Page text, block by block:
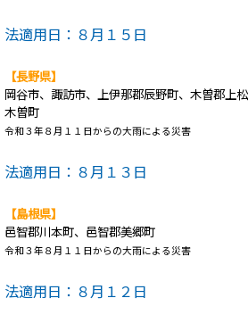
法適用日：８月１５日
【長野県】
岡谷市、諏訪市、上伊那郡辰野町、木曽郡上
木曽町
令和３年８月１１日からの大雨による災害
法適用日：８月１３日
【島根県】
邑智郡川本町、邑智郡美郷町
令和３年８月１１日からの大雨による災害
法適用日：８月１２日